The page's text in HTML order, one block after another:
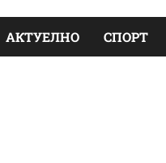
АКТУЕЛНО СПОРТ